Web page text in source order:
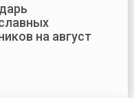
на август